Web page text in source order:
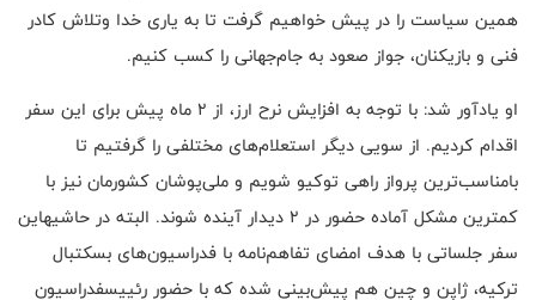
همین سیاست را در پیش خواهیم گرفت تا به یاری خدا وتلاش کادر
فنی و بازیکنان، جواز صعود به جام‌جهانی را کسب کنیم.
او یادآور شد: با توجه به افزایش نرح ارز، از ۲ ماه پیش برای این سفر
اقدام کردیم. از سویی دیگر استعلام‌های مختلفی را گرفتیم تا
بامناسب‌ترین پرواز راهی توکیو شویم و ملی‌پوشان کشورمان نیز با
کمترین مشکل آماده حضور در ۲ دیدار آینده شوند. البته در حاشیهاین
سفر جلساتی با هدف امضای تفاهم‌نامه با فدراسیون‌های بسکتبال
ترکیه، ژاپن و چین هم پیش‌بینی شده که با حضور رئییسفدراسیون